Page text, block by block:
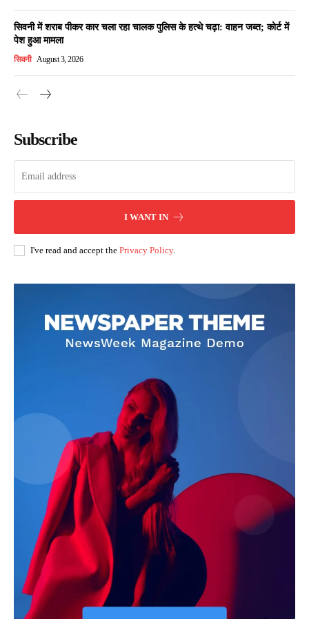
सिवनी में शराब पीकर कार चला रहा चालक पुलिस के हत्थे चढ़ा: वाहन जब्त; कोर्ट में
पेश हुआ मामला
सिवनी August 3, 2026
Subscribe
I WANT IN
I've read and accept the Privacy Policy.